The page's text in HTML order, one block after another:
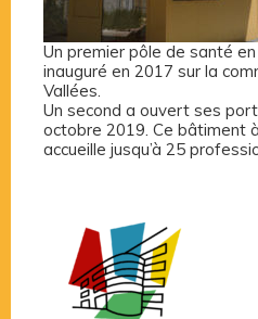
Un premier pôle de santé
inauguré en 2017 sur la
Vallées.
Un second a ouvert ses
octobre 2019. Ce bâtiment
accueille jusqu’à 25